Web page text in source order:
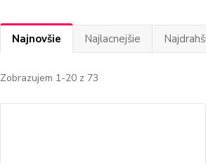
Najnovšie Najlacnejšie
Zobrazujem 1-20 z 73